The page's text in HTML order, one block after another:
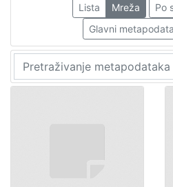
Lista Mreža
Po
Glavni